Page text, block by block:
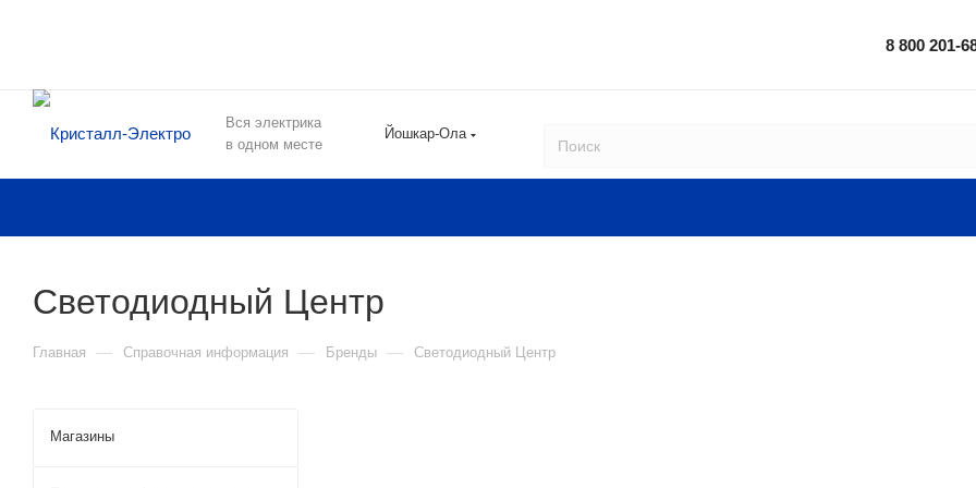
8 800 201-
Вся электрика
в одном месте
Йошкар-Ола
Светодиодный Центр
Главная — Справочная информация — Бренды — Светодиодный Центр
Магазины